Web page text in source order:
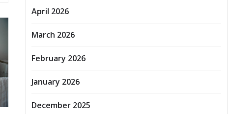
April 2026
March 2026
February 2026
January 2026
December 2025